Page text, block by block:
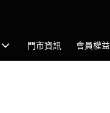
門市資訊 會員權益